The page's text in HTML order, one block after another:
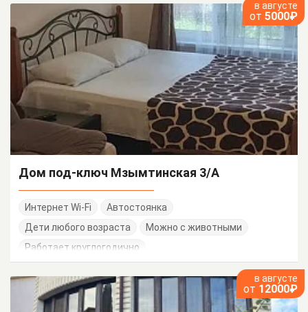
в августе
от 5000₽
Дом под-ключ Мзымтинская 3/А
Интернет Wi-Fi
Автостоянка
Дети любого возраста
Можно с животными
Работает круглогодично
в августе
от 12000₽